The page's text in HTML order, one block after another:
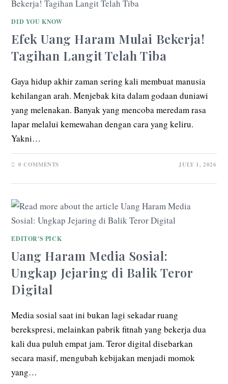
DID YOU KNOW
Efek Uang Haram Mulai Bekerja!
Tagihan Langit Telah Tiba
Gaya hidup akhir zaman sering kali membuat manusia
kehilangan arah. Menjebak kita dalam godaan duniawi
yang melenakan. Banyak yang mencoba meredam rasa
lapar melalui kemewahan dengan cara yang keliru.
Yakni…
0 COMMENTS JULY 1, 2026
EDITOR'S PICK
Uang Haram Media Sosial:
Ungkap Jejaring di Balik Teror
Digital
Media sosial saat ini bukan lagi sekadar ruang
berekspresi, melainkan pabrik fitnah yang bekerja dua
kali dua puluh empat jam. Teror digital disebarkan
secara masif, mengubah kebijakan menjadi momok
yang…